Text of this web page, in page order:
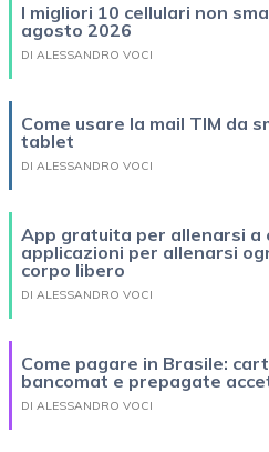
I migliori 10 cellulari non
agosto 2026
DI ALESSANDRO VOCI
Come usare la mail TIM da
tablet
DI ALESSANDRO VOCI
App gratuita per allenarsi a
applicazioni per allenarsi
corpo libero
DI ALESSANDRO VOCI
Come pagare in Brasile:
bancomat e prepagate
DI ALESSANDRO VOCI